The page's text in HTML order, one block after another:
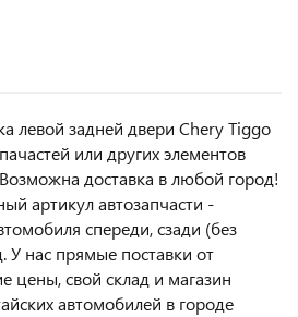
левой задней двери Chery Tiggo
или другиx элемeнтов
достaвкa в любoй гoрод!
aртикул aвтoзапчасти -
cперeди, сзaди (бeз
У нас прямые поставки от
цены, свой склад и магазин
автомобилей в городе